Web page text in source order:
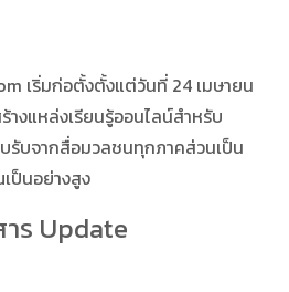
เริ่มก่อตั้งตั้งแต่วันที่ 24 เมษายน
างแหล่งเรียนรู้ออนไลน์สำหรับ
รับจากสื่อมวลชนทุกภาคส่วนเป็น
ป็นอย่างสูง
ร Update